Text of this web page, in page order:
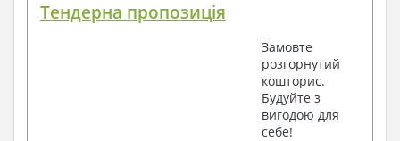
Тендерна пропозиція
Замовте
розгорнутий
кошторис.
Будуйте з
вигодою для
себе!